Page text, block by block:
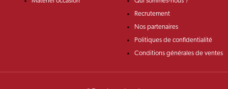
Recrutement
Nos partenaires
Politiques de confidentialité
Conditions générales de ventes